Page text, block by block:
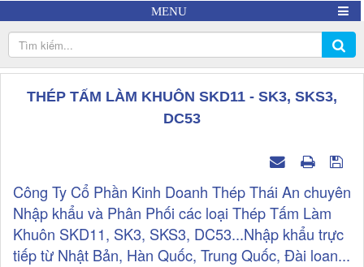
MENU
THÉP TẤM LÀM KHUÔN SKD11 - SK3, SKS3,
DC53
Công Ty Cổ Phần Kinh Doanh Thép Thái An chuyên
Nhập khẩu và Phân Phối các loại Thép Tấm Làm
Khuôn SKD11, SK3, SKS3, DC53...Nhập khẩu trực
tiếp từ Nhật Bản, Hàn Quốc, Trung Quốc, Đài loan...